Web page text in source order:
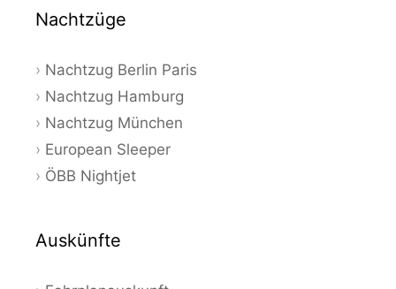
Nachtzüge
Nachtzug Berlin Paris
Nachtzug Hamburg
Nachtzug München
European Sleeper
ÖBB Nightjet
Auskünfte